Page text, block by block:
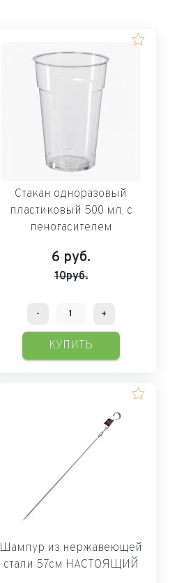
Стакан одноразовый
пластиковый 500 мл, с
пеногасителем
6 руб.
10руб.
- +
КУПИТЬ
Шампур из нержавеющей
стали 57см НАСТОЯЩИЙ